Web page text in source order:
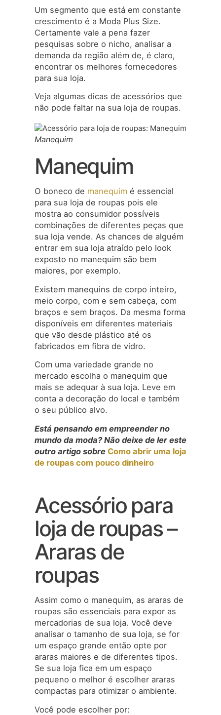
Um segmento que está em constante
crescimento é a Moda Plus Size.
Certamente vale a pena fazer
pesquisas sobre o nicho, analisar a
demanda da região além de, é claro,
encontrar os melhores fornecedores
para sua loja.
Veja algumas dicas de acessórios que
não pode faltar na sua loja de roupas.
Manequim
Manequim
O boneco de manequim é essencial
para sua loja de roupas pois ele
mostra ao consumidor possíveis
combinações de diferentes peças que
sua loja vende. As chances de alguém
entrar em sua loja atraído pelo look
exposto no manequim são bem
maiores, por exemplo.
Existem manequins de corpo inteiro,
meio corpo, com e sem cabeça, com
braços e sem braços. Da mesma forma
disponíveis em diferentes materiais
que vão desde plástico até os
fabricados em fibra de vidro.
Com uma variedade grande no
mercado escolha o manequim que
mais se adequar à sua loja. Leve em
conta a decoração do local e também
o seu público alvo.
Está pensando em empreender no
mundo da moda? Não deixe de ler este
outro artigo sobre Como abrir uma loja
de roupas com pouco dinheiro
Acessório para
loja de roupas –
Araras de
roupas
Assim como o manequim, as araras de
roupas são essenciais para expor as
mercadorias de sua loja. Você deve
analisar o tamanho de sua loja, se for
um espaço grande então opte por
araras maiores e de diferentes tipos.
Se sua loja fica em um espaço
pequeno o melhor é escolher araras
compactas para otimizar o ambiente.
Você pode escolher por: